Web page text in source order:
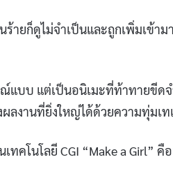
ร้ายก็ดูไม่จำเป็นและถูกเพิ่มเข้
บบ แต่เป็นอนิเมะที่ท้าทายขีดจ
ลงานที่ยิ่งใหญ่ได้ด้วยความทุ่มเ
คโนโลยี CGI “Make a Girl”